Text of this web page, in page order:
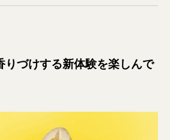
りづけする新体験を楽しんで